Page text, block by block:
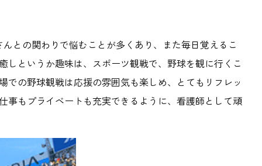
との関わりで悩むことが多くあり、また毎日覚えるこ
というか趣味は、スポーツ観戦で、野球を観に行くこ
の野球観戦は応援の雰囲気も楽しめ、とてもリフレッ
事もプライベートも充実できるように、看護師として頑